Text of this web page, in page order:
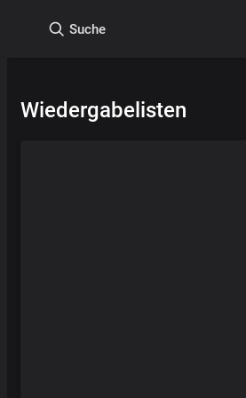
Suche
Wiedergabelisten